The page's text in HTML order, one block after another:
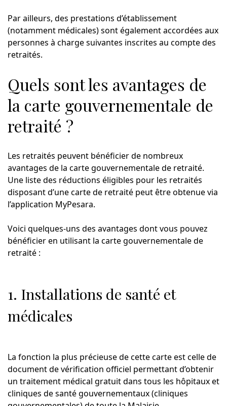
Par ailleurs, des prestations d’établissement
(notamment médicales) sont également accordées aux
personnes à charge suivantes inscrites au compte des
retraités.
Quels sont les avantages de
la carte gouvernementale de
retraité ?
Les retraités peuvent bénéficier de nombreux
avantages de la carte gouvernementale de retraité.
Une liste des réductions éligibles pour les retraités
disposant d’une carte de retraité peut être obtenue via
l’application MyPesara.
Voici quelques-uns des avantages dont vous pouvez
bénéficier en utilisant la carte gouvernementale de
retraité :
1. Installations de santé et
médicales
La fonction la plus précieuse de cette carte est celle de
document de vérification officiel permettant d’obtenir
un traitement médical gratuit dans tous les hôpitaux et
cliniques de santé gouvernementaux (cliniques